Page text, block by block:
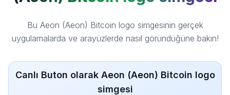
Bu Aeon (Aeon) Bitcoin logo simgesinin gerçek
uygulamalarda ve arayüzlerde nasıl göründüğüne bakın!
Canlı Buton olarak Aeon (Aeon) Bitcoin logo
simgesi